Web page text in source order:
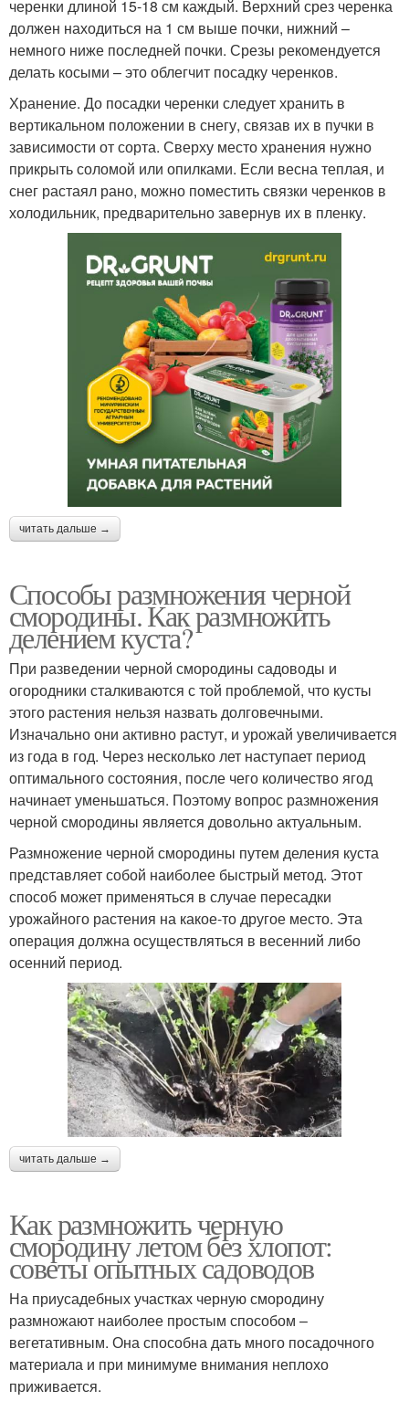
черенки длиной 15-18 см каждый. Верхний срез черенка
должен находиться на 1 см выше почки, нижний –
немного ниже последней почки. Срезы рекомендуется
делать косыми – это облегчит посадку черенков.
Хранение. До посадки черенки следует хранить в
вертикальном положении в снегу, связав их в пучки в
зависимости от сорта. Сверху место хранения нужно
прикрыть соломой или опилками. Если весна теплая, и
снег растаял рано, можно поместить связки черенков в
холодильник, предварительно завернув их в пленку.
читать дальше →
Способы размножения черной
смородины. Как размножить
делением куста?
При разведении черной смородины садоводы и
огородники сталкиваются с той проблемой, что кусты
этого растения нельзя назвать долговечными.
Изначально они активно растут, и урожай увеличивается
из года в год. Через несколько лет наступает период
оптимального состояния, после чего количество ягод
начинает уменьшаться. Поэтому вопрос размножения
черной смородины является довольно актуальным.
Размножение черной смородины путем деления куста
представляет собой наиболее быстрый метод. Этот
способ может применяться в случае пересадки
урожайного растения на какое-то другое место. Эта
операция должна осуществляться в весенний либо
осенний период.
читать дальше →
Как размножить черную
смородину летом без хлопот:
советы опытных садоводов
На приусадебных участках черную смородину
размножают наиболее простым способом –
вегетативным. Она способна дать много посадочного
материала и при минимуме внимания неплохо
приживается.